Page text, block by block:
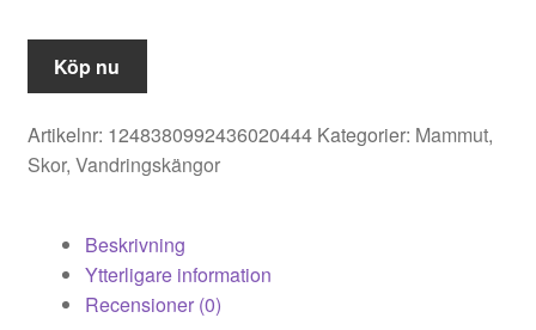
Köp nu
Artikelnr: 1248380992436020444 Kategorier: Mammut,
Skor, Vandringskängor
Beskrivning
Ytterligare information
Recensioner (0)